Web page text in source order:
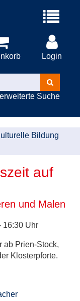
Menü
Login
Kurse
suchen
erweiterte Suche
Bildung
auf
und Malen
16:30 Uhr
ab Prien-Stock,
Klosterpforte.